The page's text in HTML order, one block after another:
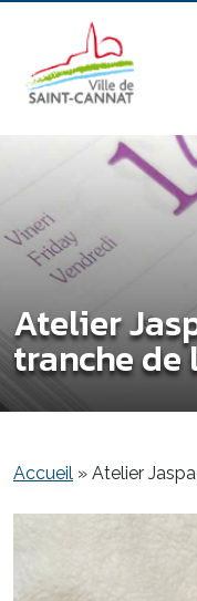
Atelier
tranche de
Accueil » Atelier